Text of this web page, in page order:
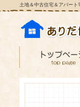
土地＆中古住宅＆アパー